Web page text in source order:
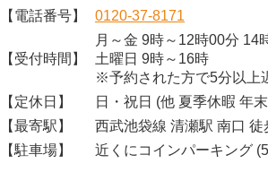
【電話番号】
0120-37-8171
【受付時間】
月～金 9時～12時00分 14
土曜日 9時～16時
※予約された方で5分以上
【定休日】
日・祝日 (他 夏季休暇 年
【最寄駅】
西武池袋線 清瀬駅 南口 徒
【駐車場】
近くにコインパーキング